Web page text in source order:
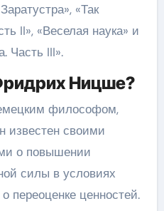
«Так
II», «Веселая наука» и
Часть III».
Ницше?
философом,
известен своими
о повышении
силы в условиях
переоценке ценностей.